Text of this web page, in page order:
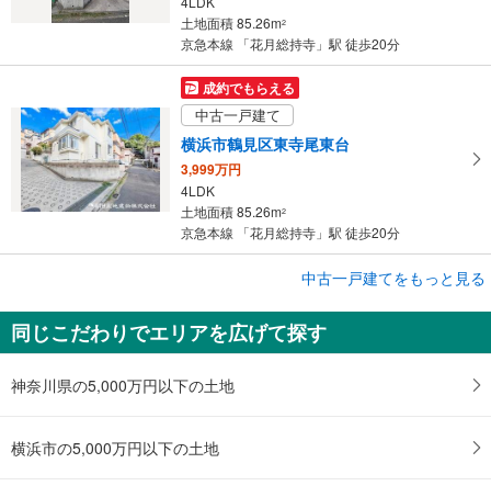
土地面積 85.26m2
京急本線 「花月総持寺」駅 徒歩20分
成約でもらえる
中古一戸建て
横浜市鶴見区東寺尾東台
3,999万円
4LDK
土地面積 85.26m2
京急本線 「花月総持寺」駅 徒歩20分
横浜市鶴見区東寺尾東台
3,999万円
4LDK
土地面積 85.26m
中古一戸建てをもっと見る
同じこだわりでエリアを広げて探す
神奈川県の5,000万円以下の土地
横浜市の5,000万円以下の土地